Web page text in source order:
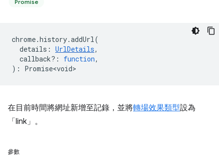
Promise
chrome.history.addUrl(
details : UrlDetails,
callback? : function,
) : Promise<void>
在目前時間將網址新增至記錄，並將轉場效果類型設為
「link」。
參數